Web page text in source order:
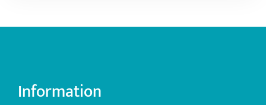
Information